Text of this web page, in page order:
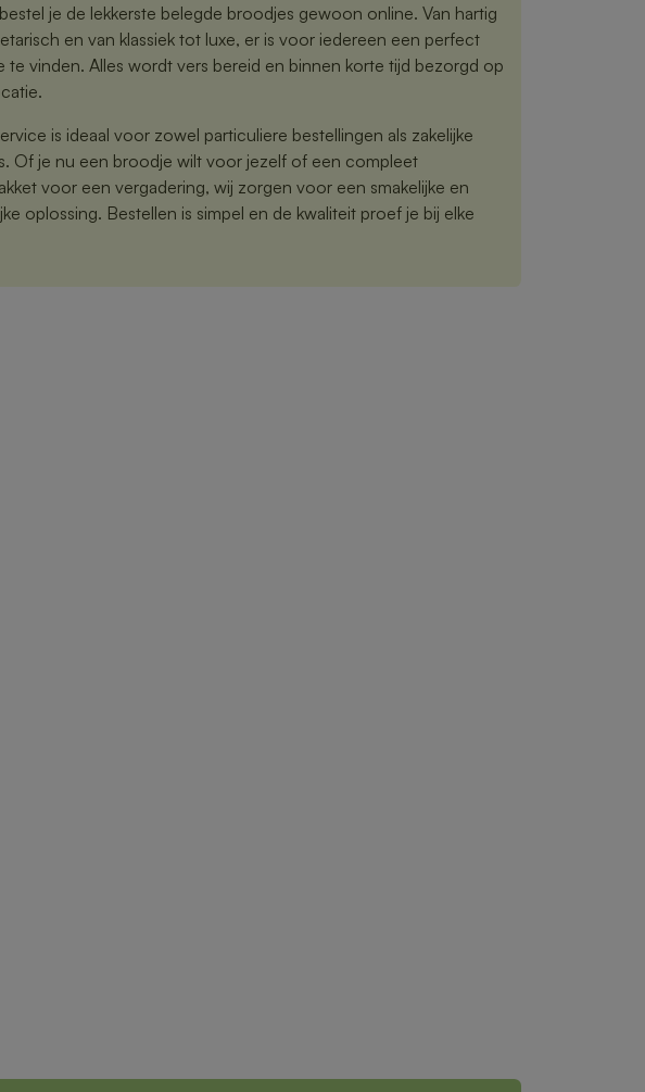
je de lekkerste belegde broodjes gewoon online. Van hartig
en van klassiek tot luxe, er is voor iedereen een perfect
te vinden. Alles wordt vers bereid en binnen korte tijd bezorgd op
is ideaal voor zowel particuliere bestellingen als zakelijke
Of je nu een broodje wilt voor jezelf of een compleet
voor een vergadering, wij zorgen voor een smakelijke en
oplossing. Bestellen is simpel en de kwaliteit proef je bij elke